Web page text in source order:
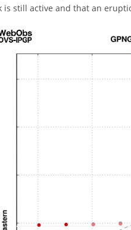
is still active and that an